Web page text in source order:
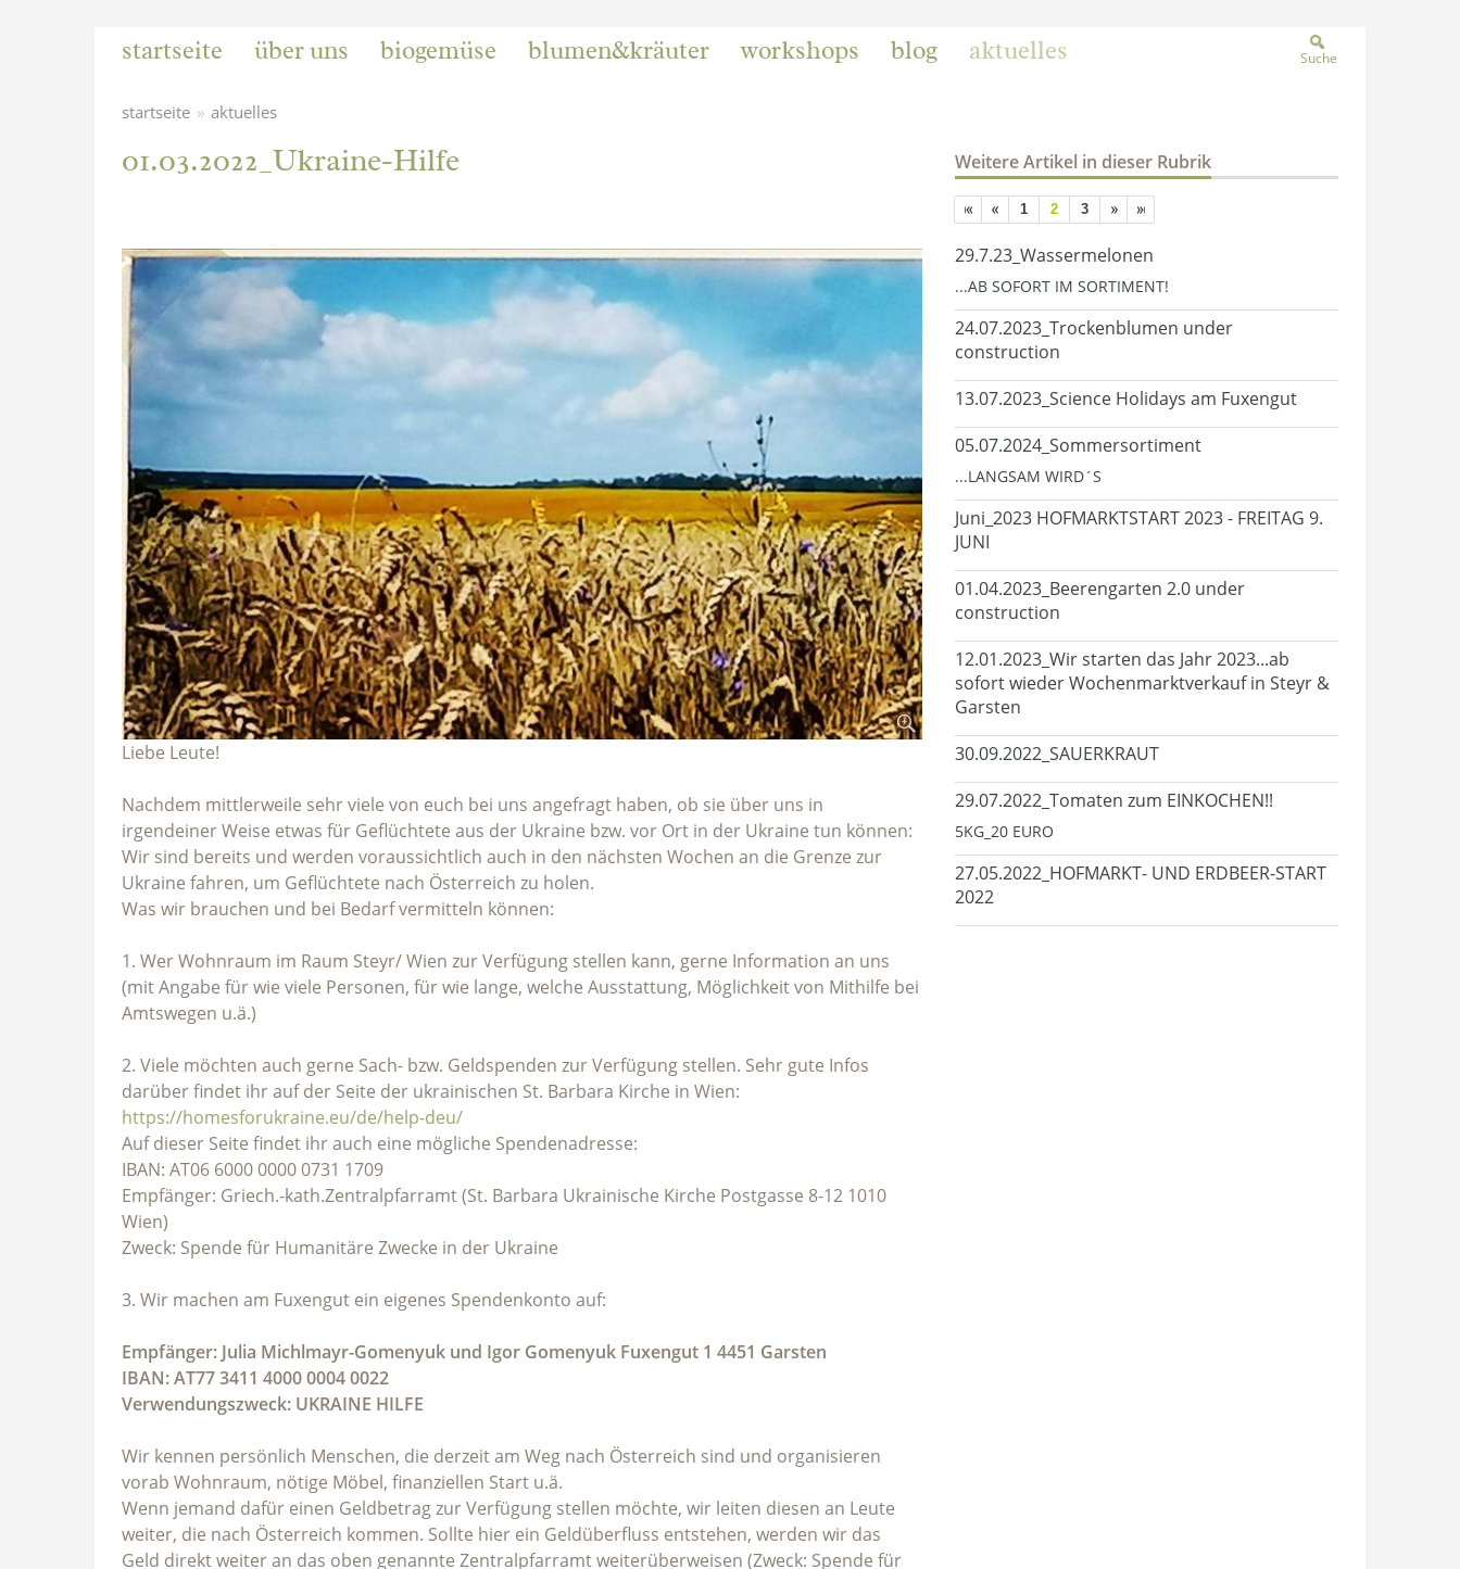
startseite über uns biogemüse blumen&kräuter workshops blog aktuelles Suche
startseite » aktuelles
01.03.2022_Ukraine-Hilfe
Liebe Leute!
Nachdem mittlerweile sehr viele von euch bei uns angefragt haben, ob sie über uns in
irgendeiner Weise etwas für Geflüchtete aus der Ukraine bzw. vor Ort in der Ukraine tun können:
Wir sind bereits und werden voraussichtlich auch in den nächsten Wochen an die Grenze zur
Ukraine fahren, um Geflüchtete nach Österreich zu holen.
Was wir brauchen und bei Bedarf vermitteln können:
1. Wer Wohnraum im Raum Steyr/ Wien zur Verfügung stellen kann, gerne Information an uns
(mit Angabe für wie viele Personen, für wie lange, welche Ausstattung, Möglichkeit von Mithilfe bei
Amtswegen u.ä.)
2. Viele möchten auch gerne Sach- bzw. Geldspenden zur Verfügung stellen. Sehr gute Infos
darüber findet ihr auf der Seite der ukrainischen St. Barbara Kirche in Wien:
https://homesforukraine.eu/de/help-deu/
Auf dieser Seite findet ihr auch eine mögliche Spendenadresse:
IBAN: AT06 6000 0000 0731 1709
Empfänger: Griech.-kath.Zentralpfarramt (St. Barbara Ukrainische Kirche Postgasse 8-12 1010
Wien)
Zweck: Spende für Humanitäre Zwecke in der Ukraine
3. Wir machen am Fuxengut ein eigenes Spendenkonto auf:
Empfänger: Julia Michlmayr-Gomenyuk und Igor Gomenyuk Fuxengut 1 4451 Garsten
IBAN: AT77 3411 4000 0004 0022
Verwendungszweck: UKRAINE HILFE
Wir kennen persönlich Menschen, die derzeit am Weg nach Österreich sind und organisieren
vorab Wohnraum, nötige Möbel, finanziellen Start u.ä.
Wenn jemand dafür einen Geldbetrag zur Verfügung stellen möchte, wir leiten diesen an Leute
weiter, die nach Österreich kommen. Sollte hier ein Geldüberfluss entstehen, werden wir das
Geld direkt weiter an das oben genannte Zentralpfarramt weiterüberweisen (Zweck: Spende für
Weitere Artikel in dieser Rubrik
1 2 3
29.7.23_Wassermelonen
...AB SOFORT IM SORTIMENT!
24.07.2023_Trockenblumen under
construction
13.07.2023_Science Holidays am Fuxengut
05.07.2024_Sommersortiment
...LANGSAM WIRD´S
Juni_2023 HOFMARKTSTART 2023 - FREITAG 9.
JUNI
01.04.2023_Beerengarten 2.0 under
construction
12.01.2023_Wir starten das Jahr 2023...ab
sofort wieder Wochenmarktverkauf in Steyr &
Garsten
30.09.2022_SAUERKRAUT
29.07.2022_Tomaten zum EINKOCHEN!!
5KG_20 EURO
27.05.2022_HOFMARKT- UND ERDBEER-START
2022